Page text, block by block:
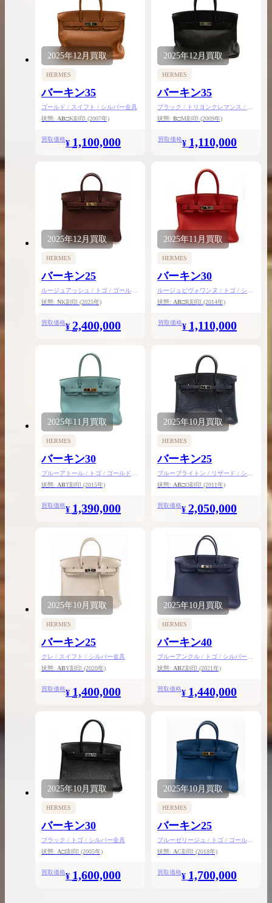
2025年12月買取
HERMES
バーキン35
ゴールド / スイフト / シルバー金具
状態: AB□K刻印 (2007年)
買取価格¥ 1,100,000
2025年12月買取
HERMES
バーキン35
ブラック / トリヨンクレマンス / シ
ルバー金具
状態: B□M刻印 (2009年)
買取価格¥ 1,110,000
2025年12月買取
HERMES
バーキン25
ルージュアッシュ / トゴ / ゴールド
金具
状態: NK刻印 (2025年)
買取価格¥ 2,400,000
2025年11月 買取
HERMES
バーキン30
ルージュピヴォワンヌ / トゴ / シル
バー金具
状態: AB□R刻印 (2014年)
買取価格¥ 1,110,000
2025年11月 買取
HERMES
バーキン30
ブルーアトール / トゴ / ゴールド金
具
状態: ABT刻印 (2015年)
買取価格¥ 1,390,000
2025年10月買取
HERMES
バーキン25
ブルーブライトン / リザード / シル
バー金具
状態: AB□O刻印 (2011年)
買取価格¥ 2,050,000
2025年10月 買取
HERMES
バーキン25
クレ / スイフト / シルバー金具
状態: ABY刻印 (2020年)
買取価格¥ 1,400,000
2025年10月 買取
HERMES
バーキン40
ブルーアンクル / トゴ / シルバー金
具
状態: ABZ刻印 (2021年)
買取価格¥ 1,440,000
2025年10月買取
HERMES
バーキン30
ブラック / トゴ / シルバー金具
状態: A□I刻印 (2005年)
買取価格¥ 1,600,000
2025年10月買取
HERMES
バーキン25
ブルーゼリージュ / トゴ / ゴールド
金具
状態: AC刻印 (2018年)
買取価格¥ 1,700,000